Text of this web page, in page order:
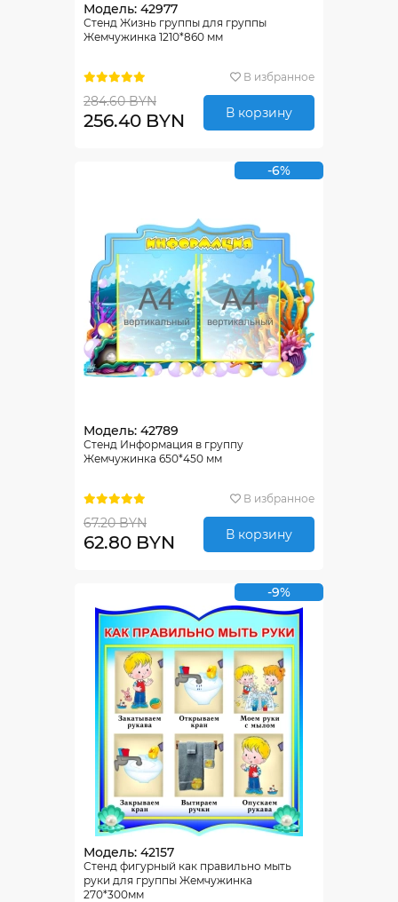
Модель: 42977
Стенд Жизнь группы для группы
Жемчужинка 1210*860 мм
В избранное
284.60 BYN
256.40 BYN В корзину
-6%
Модель: 42789
Стенд Информация в группу
Жемчужинка 650*450 мм
В избранное
67.20 BYN
62.80 BYN В корзину
-9%
Модель: 42157
Стенд фигурный как правильно мыть
руки для группы Жемчужинка
270*300мм